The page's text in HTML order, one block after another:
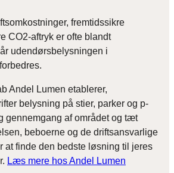
fremtidssikre
CO2-aftryk er ofte blandt
udendørsbelysningen i
Andel Lumen etablerer,
belysning på stier, parker og p-
gennemgang af området og tæt
beboerne og de driftsansvarlige
at finde den bedste løsning til jeres
Læs mere hos Andel Lumen